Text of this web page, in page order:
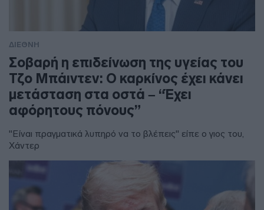
ΔΙΕΘΝΗ
Σοβαρή η επιδείνωση της υγείας του
Τζο Μπάιντεν: Ο καρκίνος έχει κάνει
μετάσταση στα οστά – “Έχει
αφόρητους πόνους”
"Είναι πραγματικά λυπηρό να το βλέπεις" είπε ο γιος του,
Χάντερ